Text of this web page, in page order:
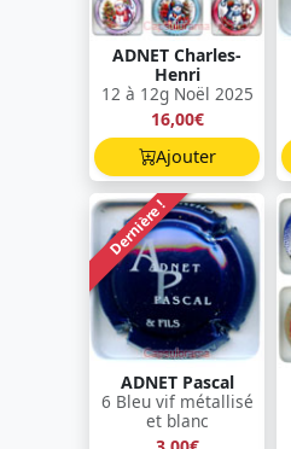
ADNET Charles-
Henri
12 à 12g Noël 2025
16,00€
Ajouter
Dernière !
ADNET Pascal
6 Bleu vif métallisé
et blanc